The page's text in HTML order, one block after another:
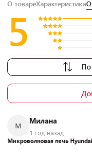
О товареХарактеристики
5
По
М
Милана
1 год назад
Микроволновая печь